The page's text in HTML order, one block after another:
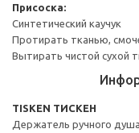
Присоска:
Синтетический каучук
Протирать тканью,
Вытирать чистой сухой
TISKEN ТИСКЕН
Держатель ручного